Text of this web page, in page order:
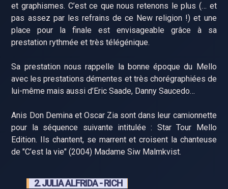
et graphismes. C’est ce que nous retenons le plus (… et
pas assez par les refrains de ce New religion !) et une
place pour la finale est envisageable grâce à sa
prestation rythmée et très télégénique.
Sa prestation nous rappelle la bonne époque du Mello
avec les prestations démentes et très chorégraphiées de
lui-même mais aussi d’Eric Saade, Danny Saucedo…
Anis Don Demina et Oscar Zia sont dans leur camionnette
pour la séquence suivante intitulée : Star Tour Mello
Edition. Ils chantent, se marrent et croisent la chanteuse
de "C’est la vie" (2004) Madame Siw Malmkvist.
2. JULIA ALFRIDA - RICH